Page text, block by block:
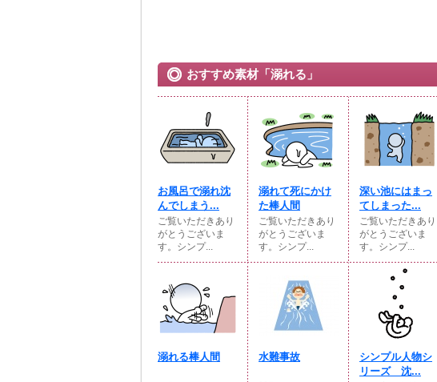
おすすめ素材「溺れる」
お風呂で溺れ沈
んでしまう...
ご覧いただきあり
がとうございま
す。シンプ...
溺れて死にかけ
た棒人間
ご覧いただきあり
がとうございま
す。シンプ...
深い池にはまっ
てしまった...
ご覧いただきあり
がとうございま
す。シンプ...
溺れる棒人間 水難事故
シンプル人物シ
リーズ 沈...